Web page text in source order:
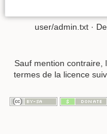
user/admin.txt ·
Sauf mention contraire,
termes de la licence